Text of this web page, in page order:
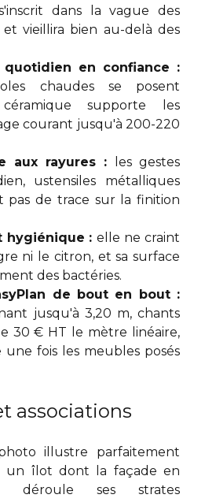
dans la vague des
vieillira bien au-delà des
quotidien en confiance :
chaudes se posent
supporte les
courant jusqu'à 200-220
aux rayures :
les gestes
ustensiles métalliques
pas de trace sur la finition
hygiénique :elle ne craint
ni le citron, et sa surface
des bactéries.
de bout en bout :
jusqu'à 3,20 m, chants
30 € HT le mètre linéaire,
fois les meubles posés
associations
illustre parfaitement
un îlot dont la façade en
déroule ses strates